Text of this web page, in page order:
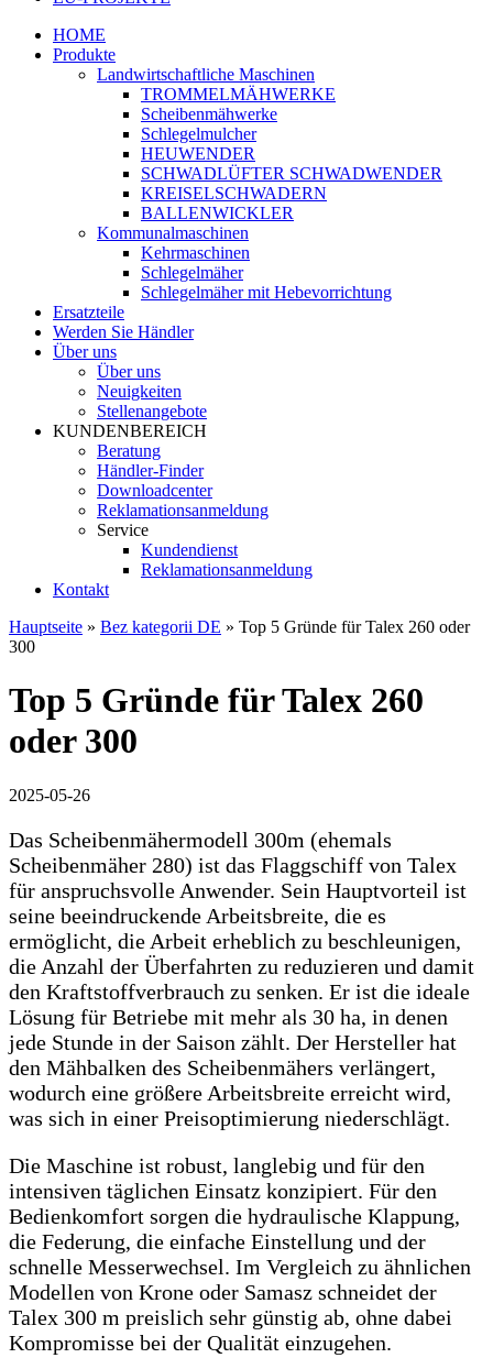
HOME
Produkte
Landwirtschaftliche Maschinen
TROMMELMÄHWERKE
Scheibenmähwerke
Schlegelmulcher
HEUWENDER
SCHWADLÜFTER SCHWADWENDER
KREISELSCHWADERN
BALLENWICKLER
Kommunalmaschinen
Kehrmaschinen
Schlegelmäher
Schlegelmäher mit Hebevorrichtung
Ersatzteile
Werden Sie Händler
Über uns
Über uns
Neuigkeiten
Stellenangebote
KUNDENBEREICH
Beratung
Händler-Finder
Downloadcenter
Reklamationsanmeldung
Service
Kundendienst
Reklamationsanmeldung
Kontakt
Hauptseite » Bez kategorii DE » Top 5 Gründe für Talex 260 oder
300
Top 5 Gründe für Talex 260
oder 300
2025-05-26
Das Scheibenmähermodell 300m (ehemals
Scheibenmäher 280) ist das Flaggschiff von Talex
für anspruchsvolle Anwender. Sein Hauptvorteil ist
seine beeindruckende Arbeitsbreite, die es
ermöglicht, die Arbeit erheblich zu beschleunigen,
die Anzahl der Überfahrten zu reduzieren und damit
den Kraftstoffverbrauch zu senken. Er ist die ideale
Lösung für Betriebe mit mehr als 30 ha, in denen
jede Stunde in der Saison zählt. Der Hersteller hat
den Mähbalken des Scheibenmähers verlängert,
wodurch eine größere Arbeitsbreite erreicht wird,
was sich in einer Preisoptimierung niederschlägt.
Die Maschine ist robust, langlebig und für den
intensiven täglichen Einsatz konzipiert. Für den
Bedienkomfort sorgen die hydraulische Klappung,
die Federung, die einfache Einstellung und der
schnelle Messerwechsel. Im Vergleich zu ähnlichen
Modellen von Krone oder Samasz schneidet der
Talex 300 m preislich sehr günstig ab, ohne dabei
Kompromisse bei der Qualität einzugehen.